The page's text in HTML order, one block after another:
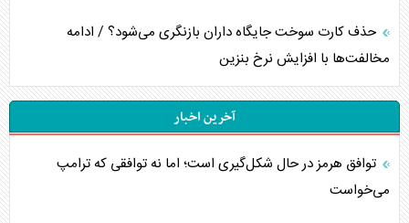
حذف کارت سوخت جایگاه داران بازنگری می‌شود؟ / ادامه
مخالفت‌ها با افزایش نرخ بنزین
آخرین اخبار
توافق هرمز در حال شکل‌گیری است؛ اما نه توافقی که ترامپ
می‌خواست